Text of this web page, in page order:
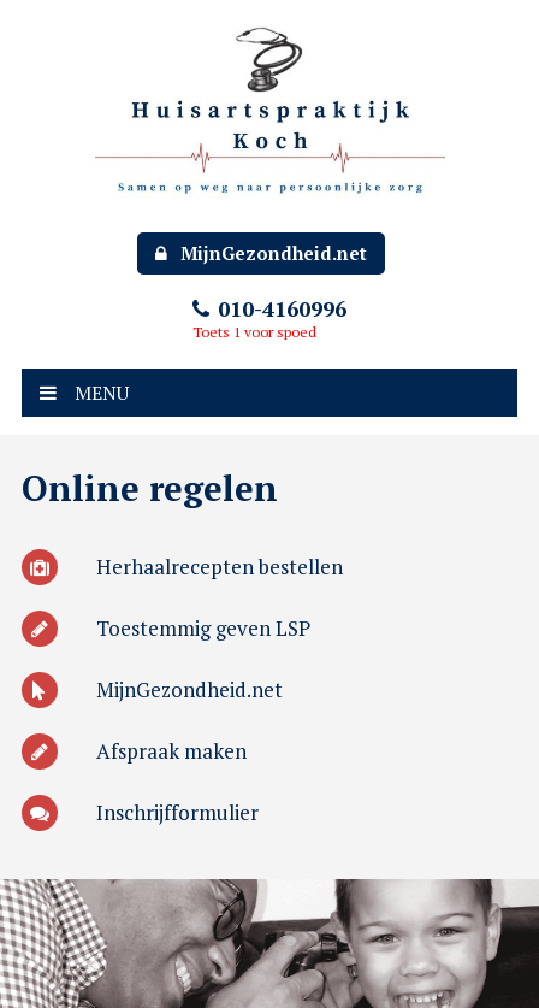
MijnGezondheid.net
010-4160996
Toets 1 voor spoed
MENU
Online regelen
Herhaalrecepten bestellen
Toestemmig geven LSP
MijnGezondheid.net
Afspraak maken
Inschrijfformulier